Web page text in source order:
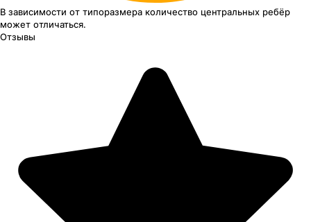
В зависимости от типоразмера количество центральных ребёр
может отличаться.
Отзывы